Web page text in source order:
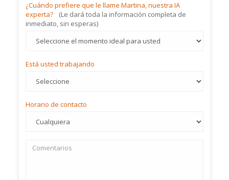
¿Cuándo prefiere que le llame Martina, nuestra IA
experta?
(Le dará toda la información completa de
inmediato, sin esperas)
Está usted trabajando
Horario de contacto